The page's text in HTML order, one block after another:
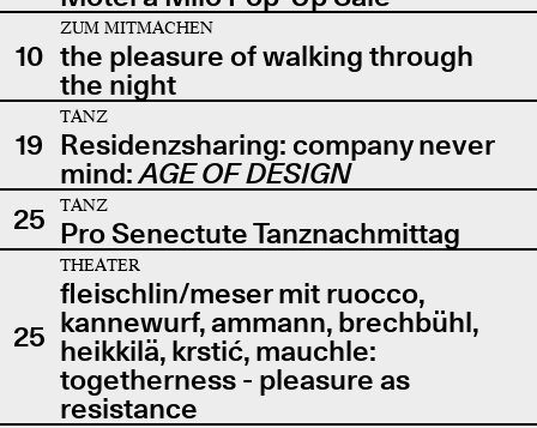
10
ZUM MITMACHEN
the pleasure of walking through
the night
19
TANZ
Residenzsharing: company never
mind:AGE OF DESIGN
25
TANZ
Pro Senectute Tanznachmittag
25
THEATER
fleischlin/meser mit ruocco,
kannewurf, ammann, brechbühl,
heikkilä, krstić, mauchle:
togetherness - pleasure as
resistance